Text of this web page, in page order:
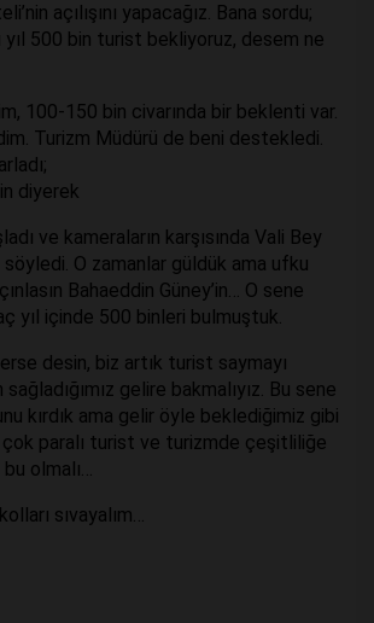
açılışını yapacağız. Bana sordu;
yıl 500 bin turist bekliyoruz, desem ne
100-150 bin civarında bir beklenti var.
Turizm Müdürü de beni destekledi.
diyerek
ve kameraların karşısında Vali Bey
söyledi. O zamanlar güldük ama ufku
Bahaeddin Güney’in… O sene
yıl içinde 500 binleri bulmuştuk.
desin, biz artık turist saymayı
gelire bakmalıyız. Bu sene
kırdık ama gelir öyle beklediğimiz gibi
çok paralı turist ve turizmde çeşitliliğe
olmalı…
sıvayalım…